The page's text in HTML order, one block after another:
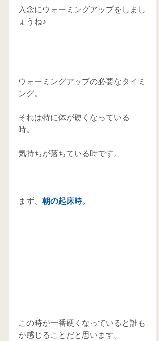
入念にウォーミングアップをしまし
ょうね♪
ウォーミングアップの必要なタイミ
ング。
それは特に体が硬くなっている
時。
気持ちが落ちている時です。
まず、 朝の起床時。
この時が一番硬くなっていると誰も
が感じることだと思います。